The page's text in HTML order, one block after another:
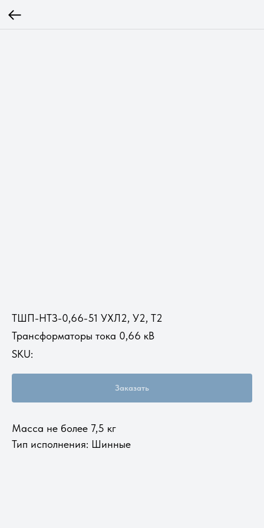
ТШП-НТЗ-0,66-51 УХЛ2, У2, Т2
Трансформаторы тока 0,66 кВ
SKU:
Заказать
Масса не более 7,5 кг
Тип исполнения: Шинные